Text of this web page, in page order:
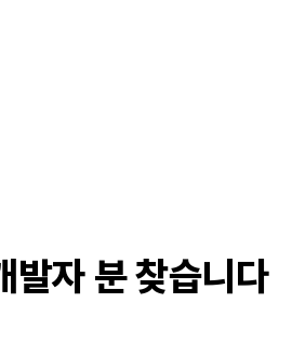
자 분 찾습니다